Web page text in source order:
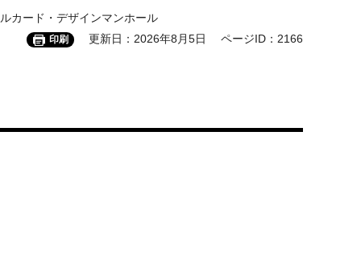
カード・デザインマンホール
印刷 更新日：2026年8月5日 ページID：2166